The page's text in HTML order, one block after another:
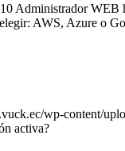
Administrador WEB
AWS, Azure o
wp-content/
activa?